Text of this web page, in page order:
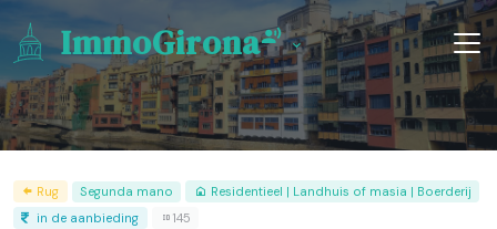
ImmoGirona
Rug Segunda mano
Residentieel | Landhuis of masia | Boerderij
in de aanbieding
145